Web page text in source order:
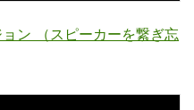
ョン （スピーカーを繋ぎ忘